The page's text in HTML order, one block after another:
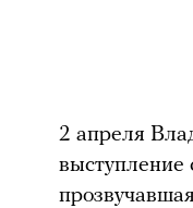
2 апреля
выступление